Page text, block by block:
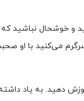
و خوشحال نباشید
می‌کنید با او
دهید. به یاد